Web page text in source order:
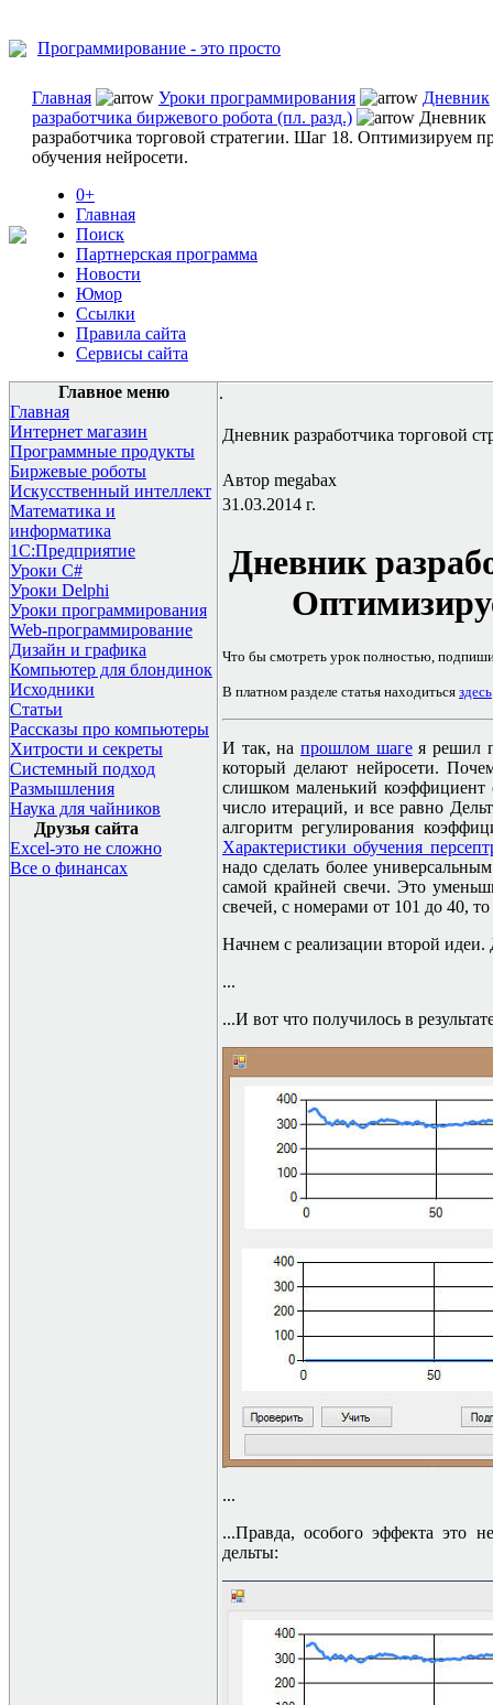
Программирование - это просто
Главная Уроки программирования
Дневник
разработчика биржевого робота (пл. разд.)
Дневник
разработчика торговой стратегии. Шаг 18. Оптимизируем
обучения нейросети.
0+
Главная
Поиск
Партнерская программа
Новости
Юмор
Ссылки
Правила сайта
Сервисы сайта
Главное меню
Главная
Интернет магазин
Программные продукты
Биржевые роботы
Искусственный интеллект
Математика и
информатика
1С:Предприятие
Уроки C#
Уроки Delphi
Уроки программирования
Web-программирование
Дизайн и графика
Компьютер для блондинок
Исходники
Статьи
Рассказы про компьютеры
Хитрости и секреты
Системный подход
Размышления
Наука для чайников
Друзья сайта
Excel-это не сложно
Все о финансах
.
Дневник разработчика торговой
Автор megabax
31.03.2014 г.
Дневник
Что бы смотреть урок полностью,
В платном разделе статья находиться здесь
И так, напрошлом шагея решил
который делают нейросети.
слишком маленький коэффициент
число итераций, и все равно
алгоритм регулирования
Характеристики обучения
надо сделать более
самой крайней свечи. Это
свечей, с номерами от 101 до 40,
Начнем с реализации второй идеи.
...
...И вот что получилось в
...
...Правда, особого эффекта это
дельты: